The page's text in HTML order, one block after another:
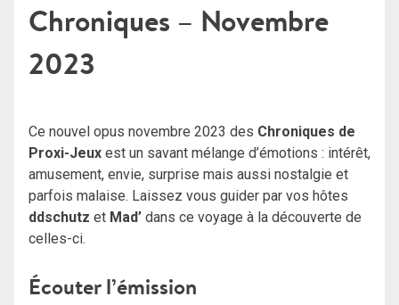
Chroniques – Novembre
2023
Ce nouvel opus novembre 2023 des Chroniques de
Proxi-Jeux est un savant mélange d’émotions : intérêt,
amusement, envie, surprise mais aussi nostalgie et
parfois malaise. Laissez vous guider par vos hôtes
ddschutz et Mad’ dans ce voyage à la découverte de
celles-ci.
Écouter l’émission